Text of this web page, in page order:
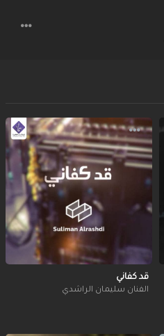
قد كفاني
الفنان سليمان الراشدي